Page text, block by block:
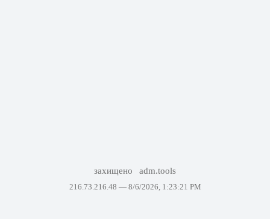
захищено adm.tools
216.73.216.48 — 8/6/2026, 1:23:21 PM